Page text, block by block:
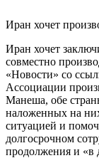
Иран хочет
Иран хочет
совместно
«Новости» со
Ассоциации
Манеша, обе
наложенных на
ситуацией и
долгосрочном
продолжения и «в